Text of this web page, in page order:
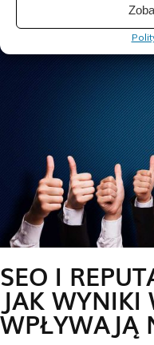
SEO I
JAK
WPŁYWAJĄ